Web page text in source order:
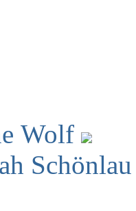
Wolf